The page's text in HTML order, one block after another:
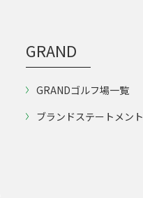
GRAND
GRANDゴルフ場一覧
ブランドステートメント